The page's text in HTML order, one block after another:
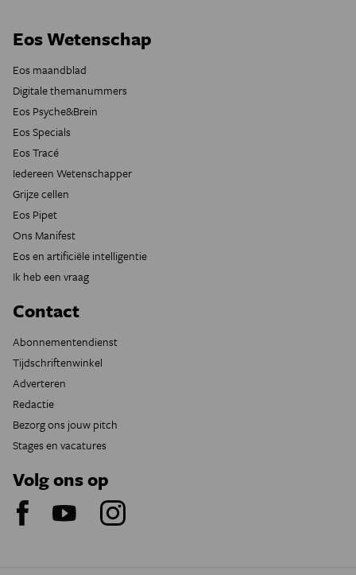
Eos Wetenschap
Eos maandblad
Digitale themanummers
Eos Psyche&Brein
Eos Specials
Eos Tracé
Iedereen Wetenschapper
Grijze cellen
Eos Pipet
Ons Manifest
Eos en artificiële intelligentie
Ik heb een vraag
Contact
Abonnementendienst
Tijdschriftenwinkel
Adverteren
Redactie
Bezorg ons jouw pitch
Stages en vacatures
Volg ons op